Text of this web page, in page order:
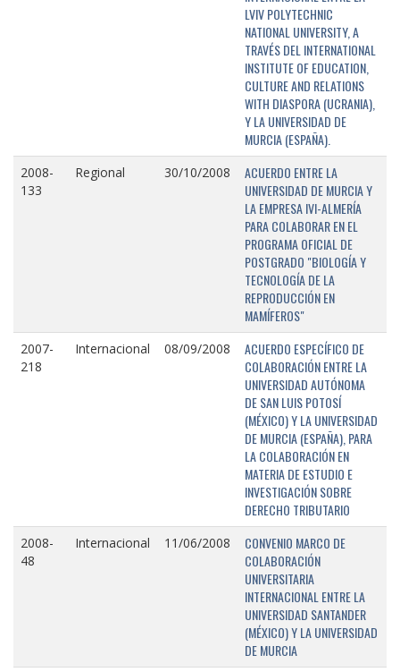
LVIV POLYTECHNIC
NATIONAL UNIVERSITY, A
TRAVÉS DEL INTERNATIONAL
INSTITUTE OF EDUCATION,
CULTURE AND RELATIONS
WITH DIASPORA (UCRANIA),
Y LA UNIVERSIDAD DE
MURCIA (ESPAÑA).
2008-
133
Regional 30/10/2008
ACUERDO ENTRE LA
UNIVERSIDAD DE MURCIA Y
LA EMPRESA IVI-ALMERÍA
PARA COLABORAR EN EL
PROGRAMA OFICIAL DE
POSTGRADO "BIOLOGÍA Y
TECNOLOGÍA DE LA
REPRODUCCIÓN EN
MAMÍFEROS"
2007-
218
Internacional 08/09/2008
ACUERDO ESPECÍFICO DE
COLABORACIÓN ENTRE LA
UNIVERSIDAD AUTÓNOMA
DE SAN LUIS POTOSÍ
(MÉXICO) Y LA UNIVERSIDAD
DE MURCIA (ESPAÑA), PARA
LA COLABORACIÓN EN
MATERIA DE ESTUDIO E
INVESTIGACIÓN SOBRE
DERECHO TRIBUTARIO
2008-
48
Internacional 11/06/2008
CONVENIO MARCO DE
COLABORACIÓN
UNIVERSITARIA
INTERNACIONAL ENTRE LA
UNIVERSIDAD SANTANDER
(MÉXICO) Y LA UNIVERSIDAD
DE MURCIA